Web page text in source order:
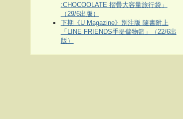
:CHOCOOLATE 摺疊大容量旅行袋」
（29/6出版）
下期《U Magazine》別注版 隨書附上
「LINE FRIENDS手提儲物籃」（22/6出
版）